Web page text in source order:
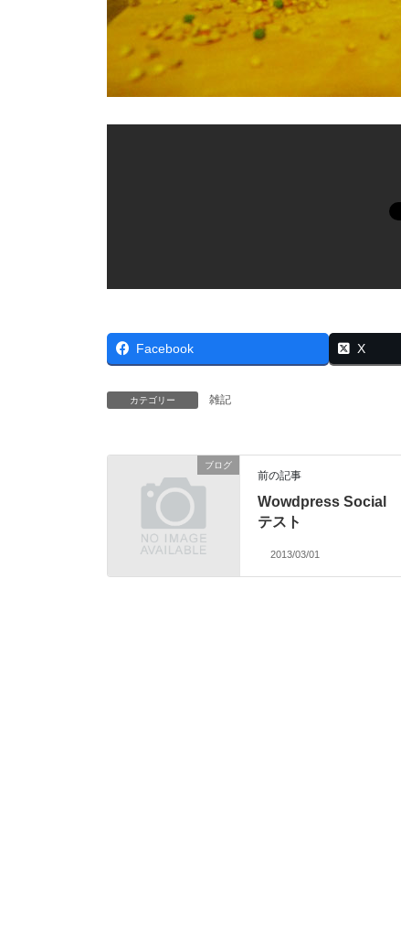
Facebook X
カテゴリー 雑記
ブログ
前の記事
Wowdpress Social
テスト
2013/03/01